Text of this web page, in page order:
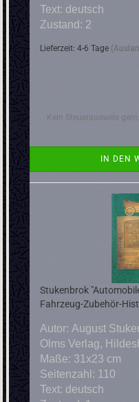
Text: deutsch
Zustand: 2
Lieferzeit: 4-6 Tage
Kein Steuerausweis
IN DEN
Stukenbrok
Fahrzeug-Zubehör-
Autor: August
Olms Verlag,
Maße: 31x23 cm
Seitenzahl: 110
Text: deutsch